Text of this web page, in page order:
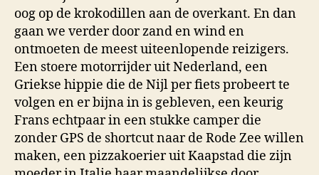
oog op de krokodillen aan de overkant. En dan
gaan we verder door zand en wind en
ontmoeten de meest uiteenlopende reizigers.
Een stoere motorrijder uit Nederland, een
Griekse hippie die de Nijl per fiets probeert te
volgen en er bijna in is gebleven, een keurig
Frans echtpaar in een stukke camper die
zonder GPS de shortcut naar de Rode Zee willen
maken, een pizzakoerier uit Kaapstad die zijn